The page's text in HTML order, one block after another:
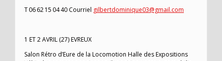
T 06 62 15 04 40 Courriel gilbertdominique03@gmail.com
1 ET 2 AVRIL (27) EVREUX
Salon Rétro d’Eure de la Locomotion Halle des Expositions